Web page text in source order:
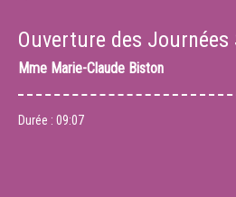
Ouverture des
Mme Marie-Claude Biston
Durée : 09:07